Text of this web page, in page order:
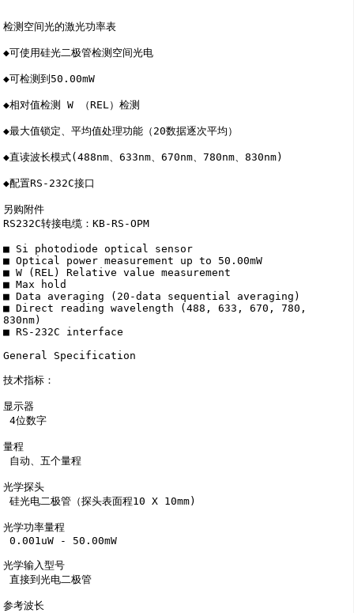
检测空间光的激光功率表
◆可使用硅光二极管检测空间光电
◆可检测到50.00mW
◆相对值检测 W （REL）检测
◆最大值锁定、平均值处理功能（20数据逐次平均）
◆直读波长模式(488nm、633nm、670nm、780nm、830nm)
◆配置RS-232C接口
另购附件
RS232C转接电缆：KB-RS-OPM
■ Si photodiode optical sensor
■ Optical power measurement up to 50.00mW
■ W (REL) Relative value measurement
■ Max hold
■ Data averaging (20-data sequential averaging)
■ Direct reading wavelength (488, 633, 670, 780,
830nm)
■ RS-232C interface
General Specification
技术指标：
显示器
4位数字
量程
光学探头
硅光电二极管（探头表面程10 X 10mm)
光学功率量程
0.001uW - 50.00mW
光学输入型号
直接到光电二极管
参考波长